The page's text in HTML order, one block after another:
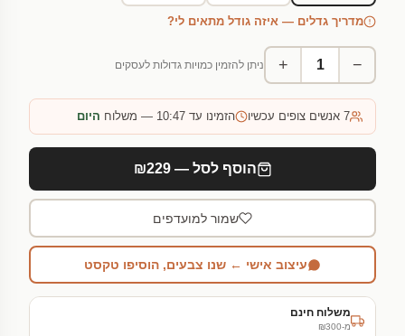
מדריך גדלים — איזה גודל מתאים לי?
−
+ ניתן להזמין כמויות גדולות לעסקים
7 אנשים צופים עכשיו הזמינו עד 10:47 — משלוח היום
הוסף לסל — ₪229
שמור למועדפים
עיצוב אישי ← שנו צבעים, הוסיפו טקסט
משלוח חינם
מ-₪300